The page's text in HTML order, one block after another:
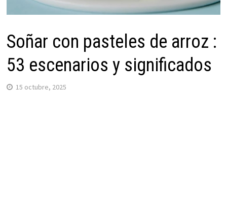
Soñar con pasteles de arroz :
53 escenarios y significados
15 octubre, 2025